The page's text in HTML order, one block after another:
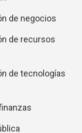
de negocios
de recursos
de tecnologías